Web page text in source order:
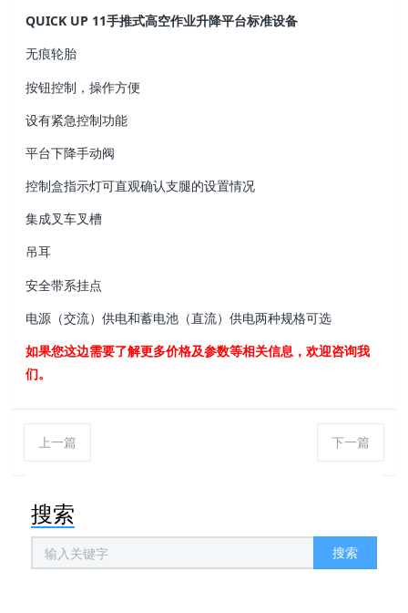
QUICK UP 11手推式高空作业升降平台标准设备
无痕轮胎
按钮控制，操作方便
设有紧急控制功能
平台下降手动阀
控制盒指示灯可直观确认支腿的设置情况
集成叉车叉槽
吊耳
安全带系挂点
电源（交流）供电和蓄电池（直流）供电两种规格可选
如果您这边需要了解更多价格及参数等相关信息，欢迎咨询我
们。
上一篇 下一篇
搜索
搜索